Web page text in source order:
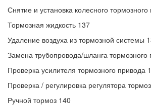
Снятие и установка колесного
Тормозная жидкость 137
Удаление воздуха из тормозной системы
Замена трубопровода/шланга тормозного
Проверка усилителя тормозного привода
Проверка / регулировка регулятора
Ручной тормоз 140